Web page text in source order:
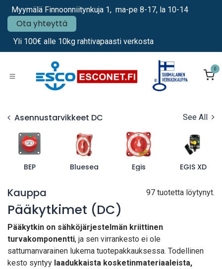
Siirry sisältöön
Myymälä Finnoonniitynkuja 1, ma-pe 8-17, la 10-14
Ota yhteyttä
Yli 100€ alle 10kg rahtivapaasti verkosta
0
Asennustarvikkeet DC See All
BEP Bluesea Egis EGIS XD
Kauppa 97 tuotetta löytynyt.
Pääkytkimet (DC)
Pääkytkin on sähköjärjestelmän kriittinen
turvakomponentti, ja sen virrankesto ei ole
sattumanvarainen lukema tuotepakkauksessa. Todellinen
kesto syntyy laadukkaista kosketinmateriaaleista,